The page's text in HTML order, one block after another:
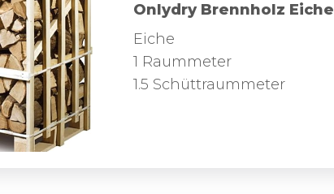
Onlydry Brennholz Eiche
Eiche
1 Raummeter
1.5 Schüttraummeter